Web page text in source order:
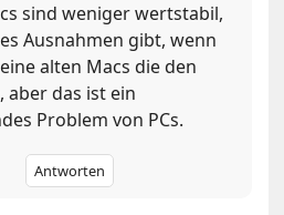
sind weniger wertstabil,
Ausnahmen gibt, wenn
alten Macs die den
aber das ist ein
Problem von PCs.
Antworten